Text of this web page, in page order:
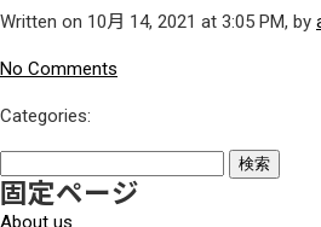
Written on 10月 14, 2021 at 3:05 PM, by
No Comments
Categories:
索:
固定ページ
About us